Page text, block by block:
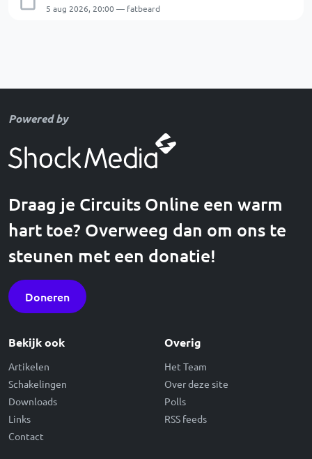
5 aug 2026, 20:00 — fatbeard
Powered by
Draag je Circuits Online een warm
hart toe? Overweeg dan om ons te
steunen met een donatie!
Doneren
Bekijk ook
Artikelen
Schakelingen
Downloads
Links
Contact
Overig
Het Team
Over deze site
Polls
RSS feeds